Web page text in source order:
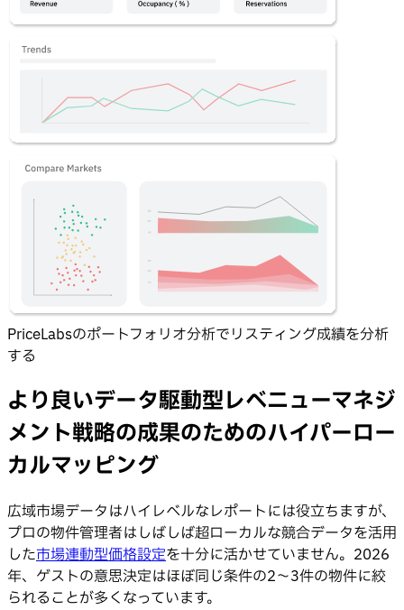
PriceLabsのポートフォリオ分析でリスティング成績を分析
する
より良いデータ駆動型レベニューマネジ
メント戦略の成果のためのハイパーロー
カルマッピング
広域市場データはハイレベルなレポートには役立ちますが、
プロの物件管理者はしばしば超ローカルな競合データを活用
した市場連動型価格設定を十分に活かせていません。2026
年、ゲストの意思決定はほぼ同じ条件の2〜3件の物件に絞
られることが多くなっています。